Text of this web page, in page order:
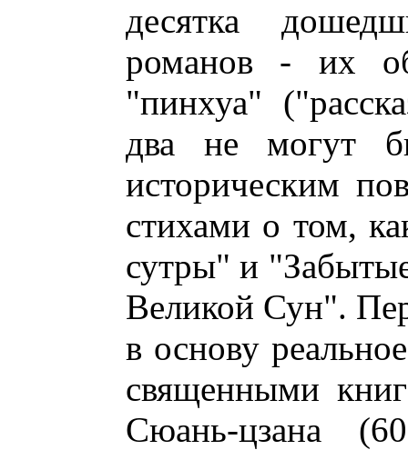
десятка
романов - их
"пинхуа"
два не могут
историческим
стихами о том,
сутры" и
Великой Сун".
в основу
священными
Сюань-цзана